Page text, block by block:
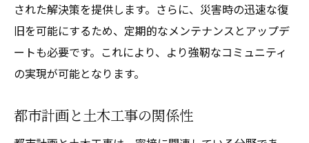
地元経済の活性化につながる工事
地域の魅力を引き出すインフラ整備
地域住民とのコミュニケーション強化
社会的貢献度の高いプロジェクト
持続可能な地域社会づくり
された解決策を提供します。さらに、災害時の迅速な復
旧を可能にするため、定期的なメンテナンスとアップデ
ートも必要です。これにより、より強靭なコミュニティ
の実現が可能となります。
都市計画と土木工事の関係性